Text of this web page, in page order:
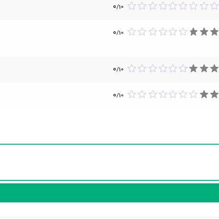
فیلم The Crazy Stranger
0/10
0/10
0/10
0/10